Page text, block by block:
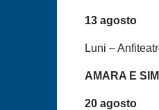
13 agosto
Luni –
AMARA E
20 agosto